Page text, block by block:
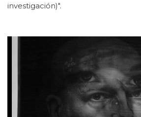
investigación)".